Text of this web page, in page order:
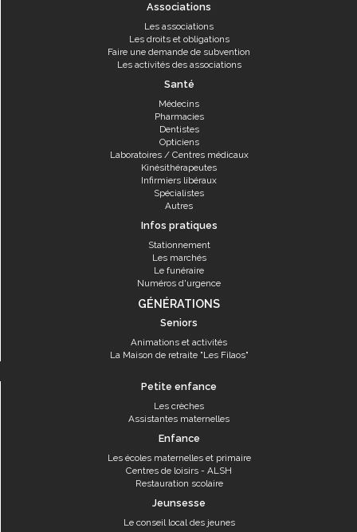
Associations
Les associations
Les droits et obligations
Faire une demande de subvention
Les activités des associations
Santé
Médecins
Pharmacies
Dentistes
Opticiens
Laboratoires / Centres médicaux
Kinésithérapeutes
Infirmiers libéraux
Spécialistes
Autres
Infos pratiques
Stationnement
Les marchés
Le funéraire
Numéros d'urgence
GÉNÉRATIONS
Seniors
Animations et activités
La Maison de retraite "Les Filaos"
Petite enfance
Les crèches
Assistantes maternelles
Enfance
Les écoles maternelles et primaire
Centres de loisirs - ALSH
Restauration scolaire
Jeunsesse
Le conseil local des jeunes